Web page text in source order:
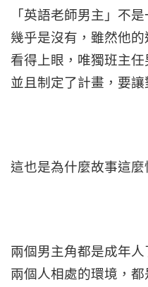
「英語老師男主」不
幾乎是沒有，雖然他
看得上眼，唯獨班主任
並且制定了計畫，要
這也是為什麼故事這麼
兩個男主角都是成年
兩個人相處的環境，